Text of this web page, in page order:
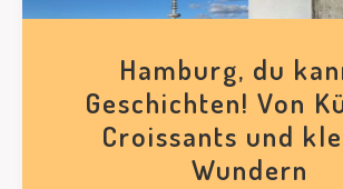
Hamburg, du
Geschichten! Von
Croissants und
Wundern